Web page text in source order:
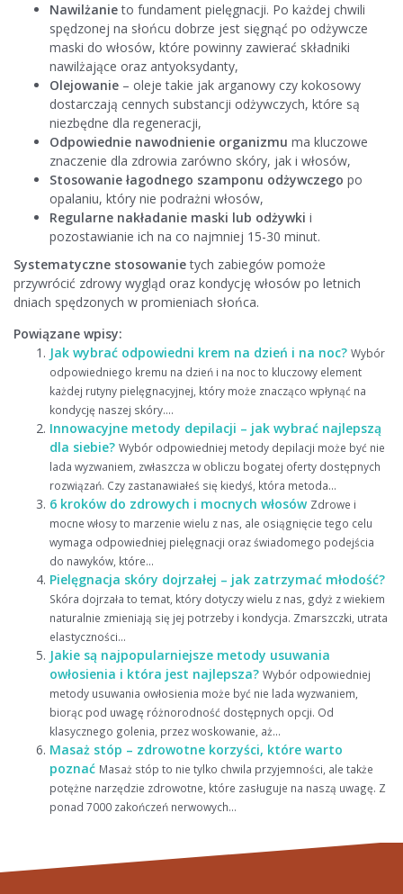
Nawilżanieto fundament pielęgnacji. Po każdej chwili
spędzonej na słońcu dobrze jest sięgnąć po odżywcze
maski do włosów, które powinny zawierać składniki
nawilżające oraz antyoksydanty,
Olejowanie – oleje takie jak arganowy czy kokosowy
dostarczają cennych substancji odżywczych, które są
niezbędne dla regeneracji,
Odpowiednie nawodnienie organizmu ma kluczowe
znaczenie dla zdrowia zarówno skóry, jak i włosów,
Stosowanie łagodnego szamponu odżywczego po
opalaniu, który nie podrażni włosów,
Regularne nakładanie maski lub odżywki i
pozostawianie ich na co najmniej 15-30 minut.
Systematyczne stosowanietych zabiegów pomoże
przywrócić zdrowy wygląd oraz kondycję włosów po letnich
dniach spędzonych w promieniach słońca.
Powiązane wpisy:
Jak wybrać odpowiedni krem na dzień i na noc? Wybór
odpowiedniego kremu na dzień i na noc to kluczowy element
każdej rutyny pielęgnacyjnej, który może znacząco wpłynąć na
kondycję naszej skóry....
Innowacyjne metody depilacji – jak wybrać najlepszą
dla siebie? Wybór odpowiedniej metody depilacji może być nie
lada wyzwaniem, zwłaszcza w obliczu bogatej oferty dostępnych
rozwiązań. Czy zastanawiałeś się kiedyś, która metoda...
6 kroków do zdrowych i mocnych włosów Zdrowe i
mocne włosy to marzenie wielu z nas, ale osiągnięcie tego celu
wymaga odpowiedniej pielęgnacji oraz świadomego podejścia
do nawyków, które...
Pielęgnacja skóry dojrzałej – jak zatrzymać młodość?
Skóra dojrzała to temat, który dotyczy wielu z nas, gdyż z wiekiem
naturalnie zmieniają się jej potrzeby i kondycja. Zmarszczki, utrata
elastyczności...
Jakie są najpopularniejsze metody usuwania
owłosienia i która jest najlepsza? Wybór odpowiedniej
metody usuwania owłosienia może być nie lada wyzwaniem,
biorąc pod uwagę różnorodność dostępnych opcji. Od
klasycznego golenia, przez woskowanie, aż...
Masaż stóp – zdrowotne korzyści, które warto
poznać Masaż stóp to nie tylko chwila przyjemności, ale także
potężne narzędzie zdrowotne, które zasługuje na naszą uwagę. Z
ponad 7000 zakończeń nerwowych...